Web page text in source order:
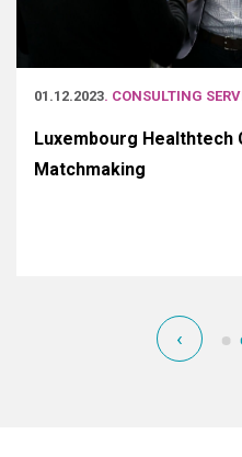
01.12.2023. CONSULTING
Luxembourg Healthtech
Matchmaking
‹